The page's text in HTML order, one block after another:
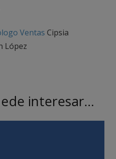
Ventas Cipsia
López
interesar…